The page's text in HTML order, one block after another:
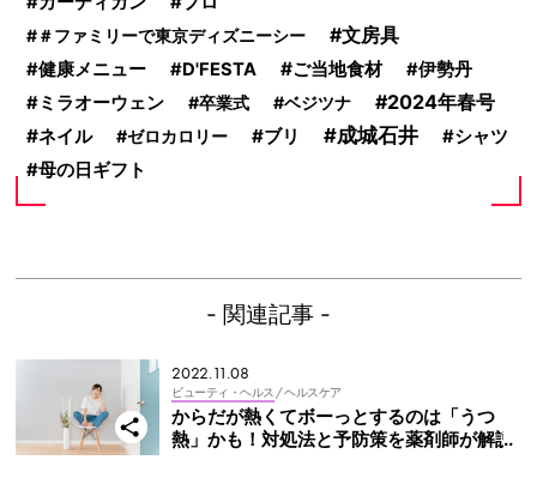
＃ファミリーで東京ディズニーシー 文房具
健康メニュー D'FESTA ご当地食材
伊勢丹
ミラオーウェン
卒業式 ベジツナ 2024年春号
ネイル ゼロカロリー ブリ 成城石井
シャツ
母の日ギフト
- 関連記事 -
2022.11.08
ビューティ・ヘルス / ヘルスケア
からだが熱くてボーっとするのは「うつ
熱」かも！対処法と予防策を薬剤師が解説